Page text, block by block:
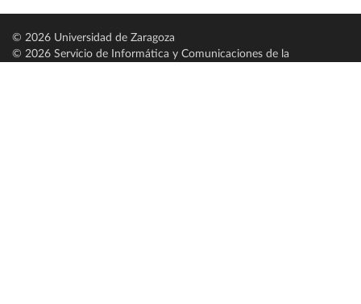
© 2026 Universidad de Zaragoza
© 2026 Servicio de Informática y Comunicaciones de la